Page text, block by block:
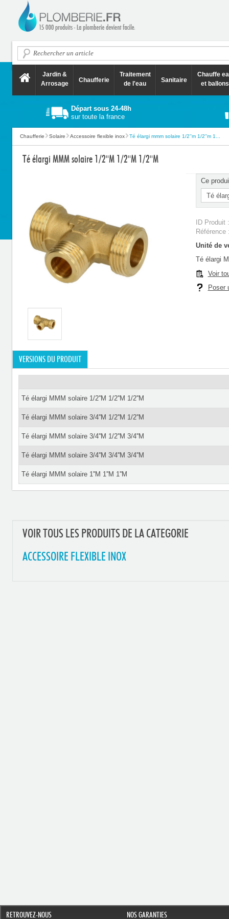
Jardin &
Arrosage
Chaufferie
Traitement
de l'eau
Sanitaire
Chauffe
et ballons
Départ sous 24-48h
sur toute la france
Chaufferie Solaire Accessoire flexible inox Té élargi mmm solaire 1/2''m 1/2''m 1...
Té élargi MMM solaire 1/2''M 1/2''M 1/2''M
Ce
ID Produit
Unité de
Té élargi
Voir
Poser
VERSIONS DU PRODUIT
Té élargi MMM solaire 1/2''M 1/2''M 1/2''M
Té élargi MMM solaire 3/4''M 1/2''M 1/2''M
Té élargi MMM solaire 3/4''M 1/2''M 3/4''M
Té élargi MMM solaire 3/4''M 3/4''M 3/4''M
Té élargi MMM solaire 1''M 1''M 1''M
VOIR TOUS LES PRODUITS DE LA CATEGORIE
ACCESSOIRE FLEXIBLE INOX
RETROUVEZ-NOUS NOS GARANTIES